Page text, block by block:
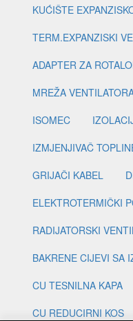
KUĆIŠTE
TERM.EXPANZISKI
ADAPTER ZA
MREŽA
ISOMEC
IZMJENJIVAČ
GRIJAČI KABEL
ELEKTROTERMIČKI
RADIJATORSKI
BAKRENE CIJEVI SA
CU TESNILNA KAPA
CU REDUCIRNI KOS